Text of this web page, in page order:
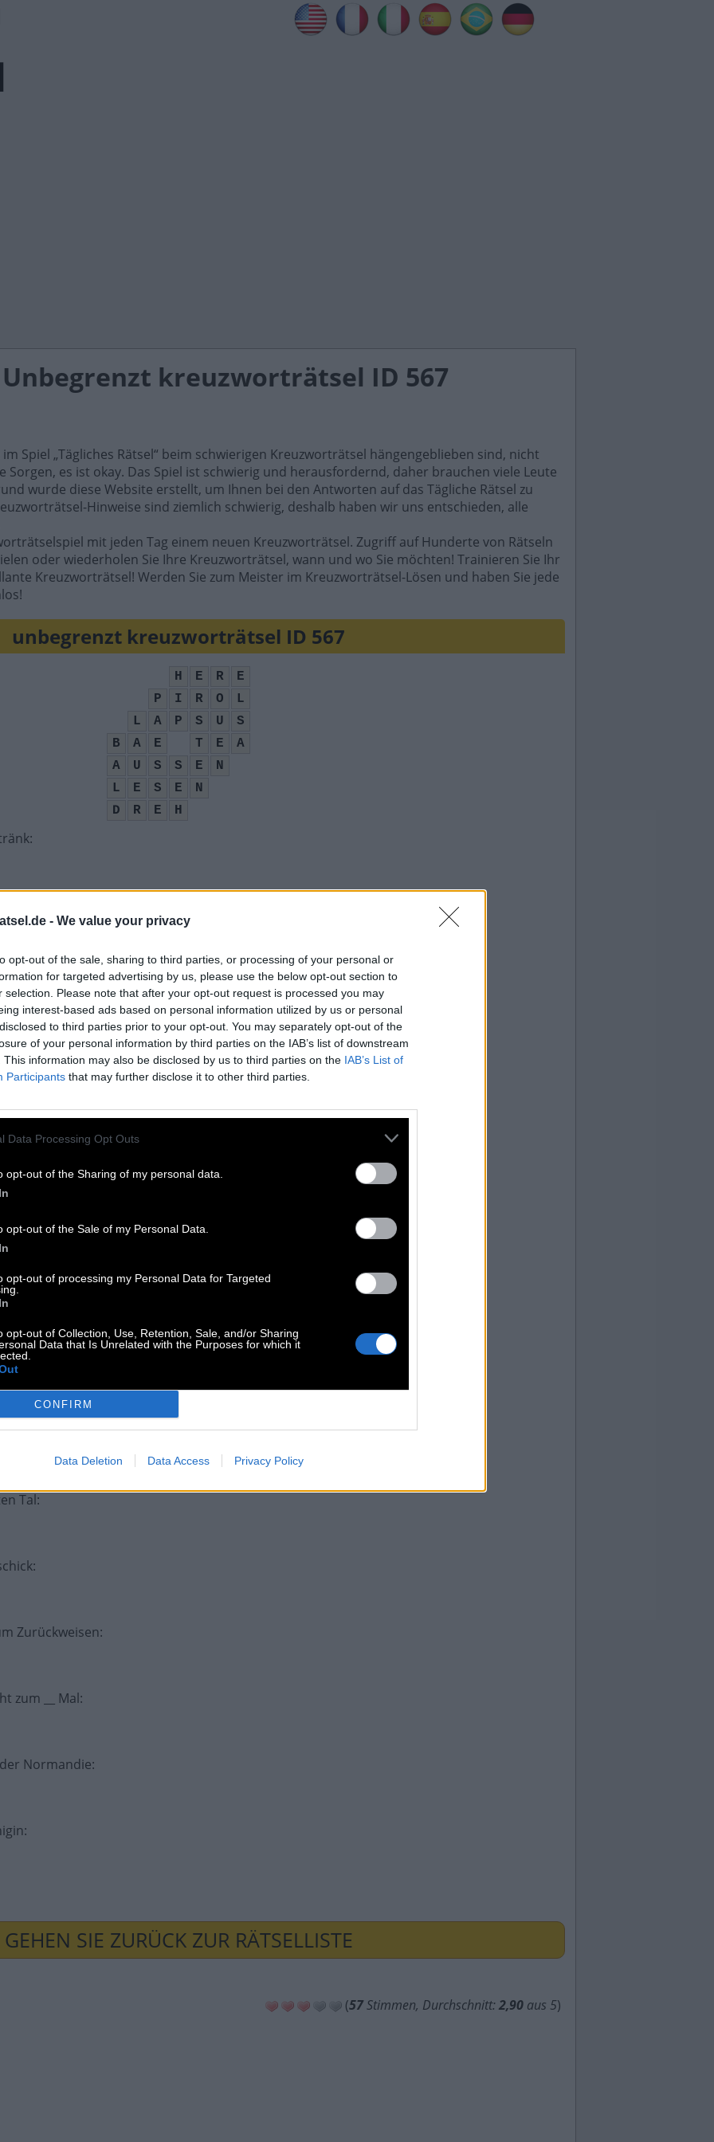
- We value your privacy
opt-out of the sale, sharing to third parties, or processing of your personal or
for targeted advertising by us, please use the below opt-out section to
selection. Please note that after your opt-out request is processed you may
interest-based ads based on personal information utilized by us or personal
to third parties prior to your opt-out. You may separately opt-out of the
of your personal information by third parties on the IAB’s list of downstream
This information may also be disclosed by us to third parties on the IAB’s List of
Participants that may further disclose it to other third parties.
Data Processing Opt Outs
opt-out of the Sharing of my personal data.
opt-out of the Sale of my Personal Data.
opt-out of processing my Personal Data for Targeted
opt-out of Collection, Use, Retention, Sale, and/or Sharing
Data that Is Unrelated with the Purposes for which it
CONFIRM
Data Deletion Data Access Privacy Policy
kreuzworträtsel ID 567
Spiel „Tägliches Rätsel“ beim schwierigen Kreuzworträtsel hängengeblieben sind, nicht
Sorgen, es ist okay. Das Spiel ist schwierig und herausfordernd, daher brauchen viele Leute
wurde diese Website erstellt, um Ihnen bei den Antworten auf das Tägliche Rätsel zu
Hinweise sind ziemlich schwierig, deshalb haben wir uns entschieden, alle
mit jeden Tag einem neuen Kreuzworträtsel. Zugriff auf Hunderte von Rätseln
oder wiederholen Sie Ihre Kreuzworträtsel, wann und wo Sie möchten! Trainieren Sie Ihr
Kreuzworträtsel! Werden Sie zum Meister im Kreuzworträtsel-Lösen und haben Sie jede
unbegrenzt kreuzworträtsel ID 567
H E R
E
P
I R O
L
L
A P S U
S
B
A E T E
A
A
U S S E
N
L
E S E
N
D
R E H
:
:
:
:
der Piraten:
Tal:
:
Zurückweisen:
zum __ Mal:
Normandie:
:
GEHEN SIE ZURÜCK ZUR RÄTSELLISTE
(57Stimmen, Durchschnitt: 2,90 aus 5)